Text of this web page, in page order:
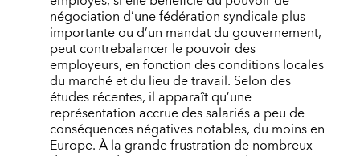
négociation d’une fédération syndicale plus
importante ou d’un mandat du gouvernement,
peut contrebalancer le pouvoir des
employeurs, en fonction des conditions locales
du marché et du lieu de travail. Selon des
études récentes, il apparaît qu’une
représentation accrue des salariés a peu de
conséquences négatives notables, du moins en
Europe. À la grande frustration de nombreux